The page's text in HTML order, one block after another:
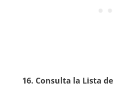
16. Consulta la Lista